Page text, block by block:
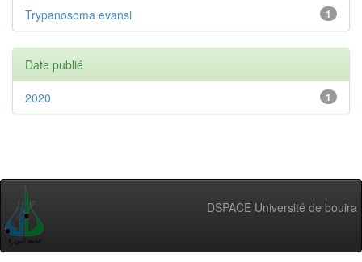
1
Trypanosoma evansi
Date publié
1
2020
DSPACE Université de bouira